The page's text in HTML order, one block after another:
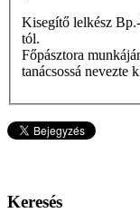
Kisegítő lelkész
tól.
Főpásztora
tanácsossá nevezte
Keresés